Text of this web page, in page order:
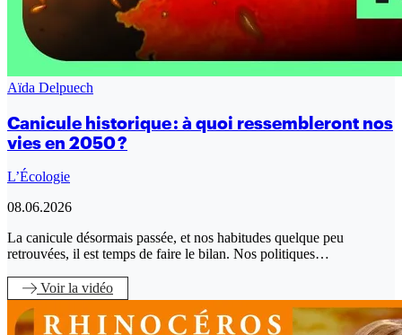
Aïda Delpuech
Canicule historique : à quoi ressembleront nos
vies en 2050 ?
L’Écologie
08.06.2026
La canicule désormais passée, et nos habitudes quelque peu
retrouvées, il est temps de faire le bilan. Nos politiques…
Voirla vidéo